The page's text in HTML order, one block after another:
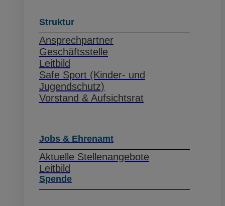
Struktur
Ansprechpartner
Geschäftsstelle
Leitbild
Safe Sport (Kinder- und
Jugendschutz)
Vorstand & Aufsichtsrat
Jobs & Ehrenamt
Aktuelle Stellenangebote
Leitbild
Spende